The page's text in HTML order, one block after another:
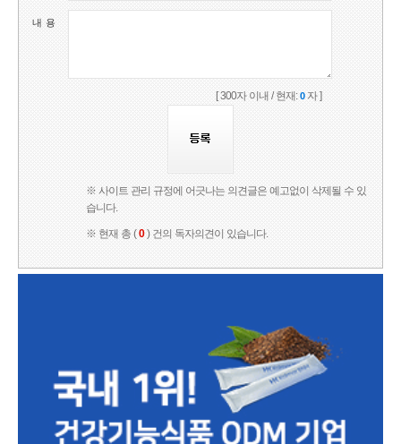
내 용
[ 300자 이내 / 현재:0자 ]
※ 사이트 관리 규정에 어긋나는 의견글은 예고없이 삭제될 수 있
습니다.
※ 현재 총 (0) 건의 독자의견이 있습니다.